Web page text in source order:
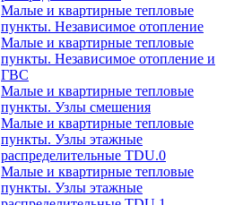
Малые и квартирные тепловые
пункты. Независимое отопление
Малые и квартирные тепловые
пункты. Независимое отопление и
ГВС
Малые и квартирные тепловые
пункты. Узлы смешения
Малые и квартирные тепловые
пункты. Узлы этажные
распределительные TDU.0
Малые и квартирные тепловые
пункты. Узлы этажные